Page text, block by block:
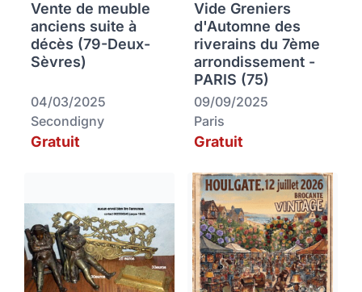
Vente de meuble
anciens suite à
décès (79-Deux-
Sèvres)
04/03/2025
Secondigny
Gratuit
Vide Greniers
d'Automne des
riverains du 7ème
arrondissement -
PARIS (75)
09/09/2025
Paris
Gratuit